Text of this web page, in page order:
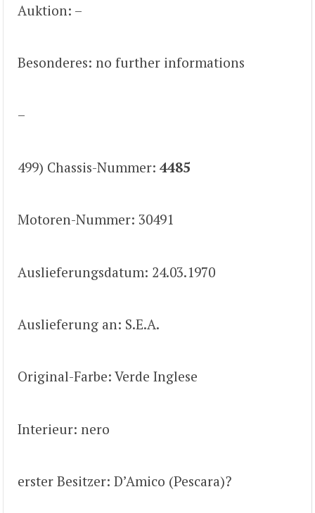
Auktion: –
Besonderes: no further informations
–
499) Chassis-Nummer: 4485
Motoren-Nummer: 30491
Auslieferungsdatum: 24.03.1970
Auslieferung an: S.E.A.
Original-Farbe: Verde Inglese
Interieur: nero
erster Besitzer: D’Amico (Pescara)?